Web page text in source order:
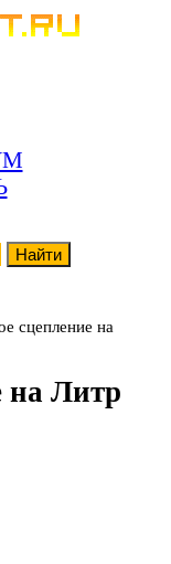
сцепление на
на Литр